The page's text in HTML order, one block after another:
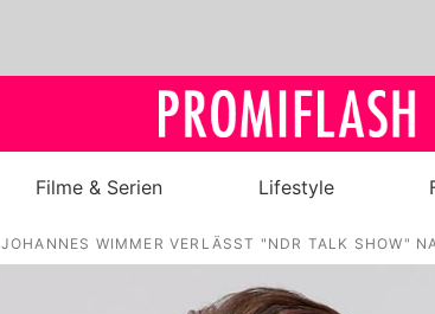
Royals
Stars
Filme & Serien Lifestyle
JOHANNES WIMMER VERLÄSST "NDR TALK SHOW"